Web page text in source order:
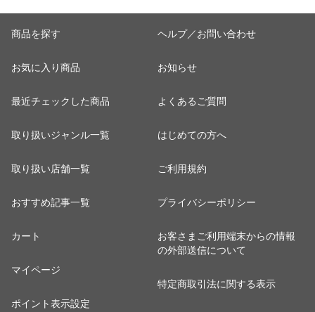
商品を探す
お気に入り商品
最近チェックした商品
取り扱いジャンル一覧
取り扱い店舗一覧
おすすめ記事一覧
カート
マイページ
ポイント表示設定
ヘルプ／お問い合わせ
お知らせ
よくあるご質問
はじめての方へ
ご利用規約
プライバシーポリシー
お客さまご利用端末からの情報
の外部送信について
特定商取引法に関する表示